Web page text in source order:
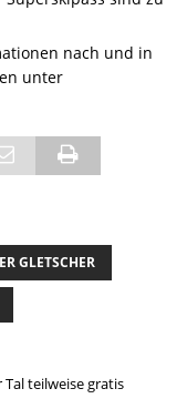
nach und in
unter
GLETSCHER
teilweise gratis